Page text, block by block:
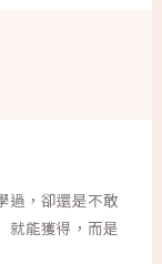
過，卻還是不敢
就能獲得，而是